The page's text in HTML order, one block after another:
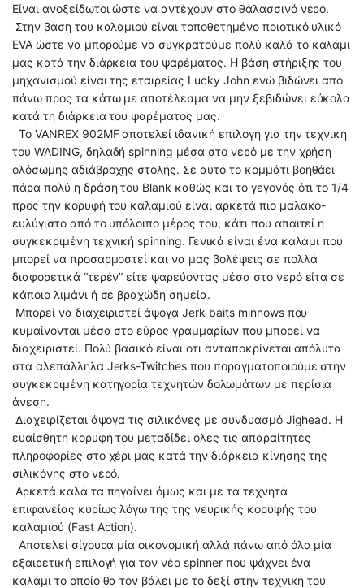
Είναι ανοξείδωτοι ώστε να αντέχουν στο θαλασσινό νερό.
Στην βάση του καλαμιού είναι τοποθετημένο ποιοτικό υλικό
EVA ώστε να μπορούμε να συγκρατούμε πολύ καλά το καλάμι
μας κατά την διάρκεια του ψαρέματος. Η βάση στήριξης του
μηχανισμού είναι της εταιρείας Lucky John ενώ βιδώνει από
πάνω προς τα κάτω με αποτέλεσμα να μην ξεβιδώνει εύκολα
κατά τη διάρκεια του ψαρέματος μας.
Το VANREX 902MF αποτελεί ιδανική επιλογή για την τεχνική
του WADING, δηλαδή spinning μέσα στο νερό με την χρήση
ολόσωμης αδιάβροχης στολής. Σε αυτό το κομμάτι βοηθάει
πάρα πολύ η δράση του Blank καθώς και το γεγονός ότι το 1/4
προς την κορυφή του καλαμιού είναι αρκετά πιο μαλακό-
ευλύγιστο από το υπόλοιπο μέρος του, κάτι που απαιτεί η
συγκεκριμένη τεχνική spinning. Γενικά είναι ένα καλάμι που
μπορεί να προσαρμοστεί και να μας βολέψεις σε πολλά
διαφορετικά “τερέν” είτε ψαρεύοντας μέσα στο νερό είτα σε
κάποιο λιμάνι ή σε βραχώδη σημεία.
Μπορεί να διαχειριστεί άψογα Jerk baits minnows που
κυμαίνονται μέσα στο εύρος γραμμαρίων που μπορεί να
διαχειριστεί. Πολύ βασικό είναι οτι ανταποκρίνεται απόλυτα
στα αλεπάλληλα Jerks-Twitches που ποραγματοποιούμε στην
συγκεκριμένη κατηγορία τεχνητών δολωμάτων με περίσια
άνεση.
Διαχειρίζεται άψογα τις σιλικόνες με συνδυασμό Jighead. Η
ευαίσθητη κορυφή του μεταδίδει όλες τις απαραίτητες
πληροφορίες στο χέρι μας κατά την διάρκεια κίνησης της
σιλικόνης στο νερό.
Αρκετά καλά τα πηγαίνει όμως και με τα τεχνητά
επιφανείας κυρίως λόγω της της νευρικής κορυφής του
καλαμιού (Fast Action).
Αποτελεί σίγουρα μία οικονομική αλλά πάνω από όλα μία
εξαιρετική επιλογή για τον νέο spinner που ψάχνει ένα
καλάμι το οποίο θα τον βάλει με το δεξί στην τεχνική του